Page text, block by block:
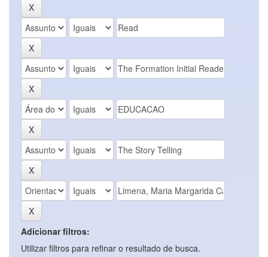
Adicionar filtros:
Utilizar filtros para refinar o resultado de busca.